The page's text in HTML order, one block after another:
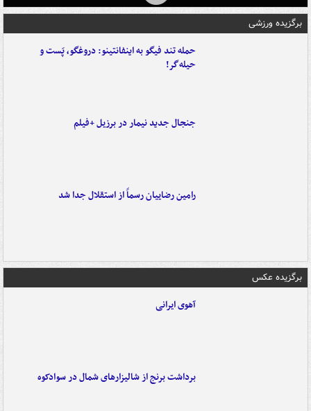
برگزیده ورزشی
حمله تند فیگو به اینفانتینو: دروغگو، پَست‌ و
حیله‌گر!
جنجال جدید نیمار در برزیل +فیلم
رامین رضاییان رسماً از استقلال جدا شد
برگزیده عکس
آهوی ایرانی
برداشت برنج از شالیزارهای شمال در سوادکوه